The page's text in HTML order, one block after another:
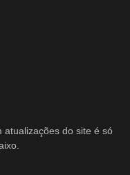
atualizações do site é só